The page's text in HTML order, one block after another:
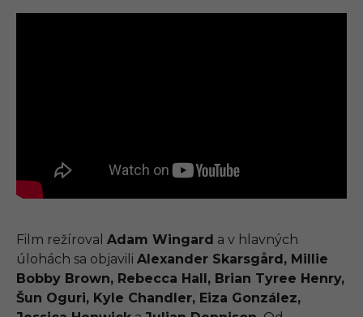
Film režíroval Adam Wingard a v hlavných
úlohách sa objavili Alexander Skarsgård, Millie
Bobby Brown, Rebecca Hall, Brian Tyree Henry,
Šun Oguri, Kyle Chandler, Eiza González,